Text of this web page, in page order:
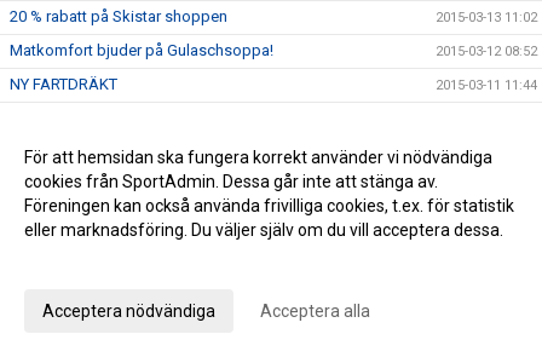
20 % rabatt på Skistar shoppen 2015-03-13 11:02
Matkomfort bjuder på Gulaschsoppa! 2015-03-12 08:52
NY FARTDRÄKT 2015-03-11 11:44
Vill du ha middagen förberedd av en kock? 2015-03-06 10:29
SWIX stavar -40% 2015-03-06 10:08
Inbjudan till U10 tävlingen King of the Hill den 15 mars 2015 2015-02-27 16:16
Vallaboxar från Swix
För att hemsidan ska fungera korrekt använder vi nödvändiga
cookies från SportAdmin. Dessa går inte att stänga av.
Föreningen kan också använda frivilliga cookies, t.ex. för statistik
eller marknadsföring. Du väljer själv om du vill acceptera dessa.
Acceptera nödvändiga Acceptera alla